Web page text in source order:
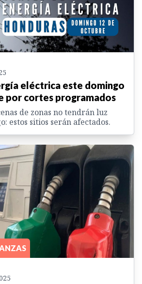
eléctrica este domingo
por cortes programados
de zonas no tendrán luz
estos sitios serán afectados.